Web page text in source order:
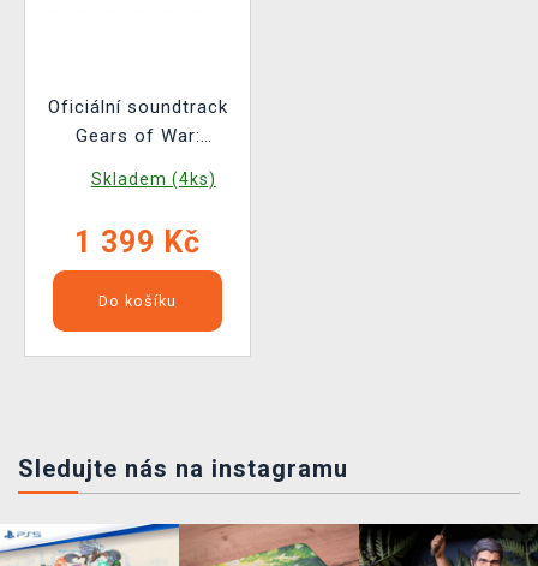
Oficiální soundtrack
Gears of War:
Skladem (4ks)
1 399 Kč
Do košíku
Sledujte nás na instagramu